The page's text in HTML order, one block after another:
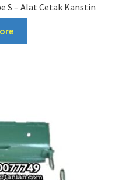
S – Alat Cetak Kanstin